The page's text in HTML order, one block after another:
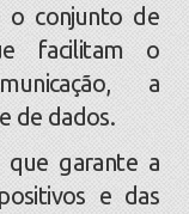
o conjunto de
facilitam o
a
de dados.
garante a
e das